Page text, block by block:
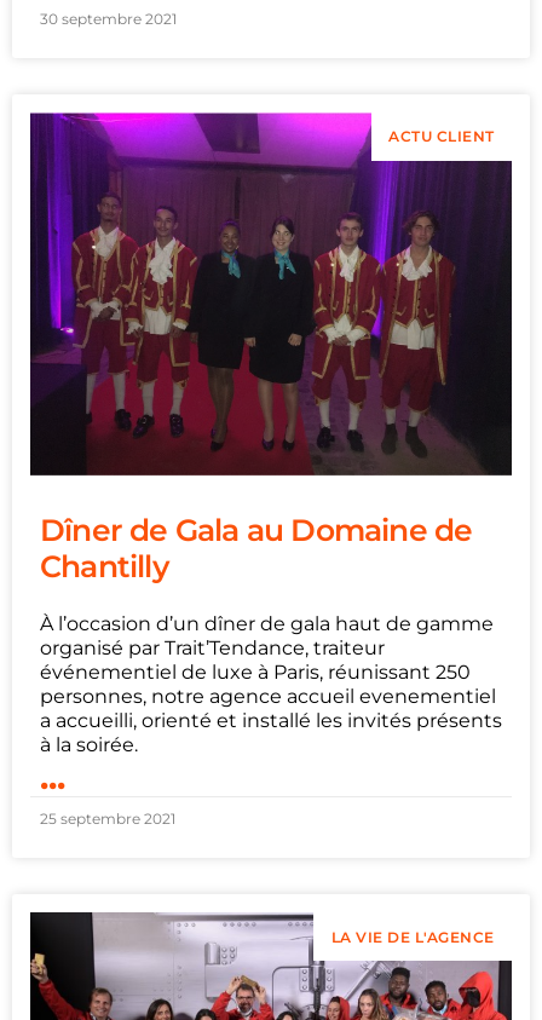
30 septembre 2021
ACTU CLIENT
Dîner de Gala au Domaine de
Chantilly
À l’occasion d’un dîner de gala haut de gamme
organisé par Trait’Tendance, traiteur
événementiel de luxe à Paris, réunissant 250
personnes, notre agence accueil evenementiel
a accueilli, orienté et installé les invités présents
à la soirée.
...
25 septembre 2021
LA VIE DE L'AGENCE